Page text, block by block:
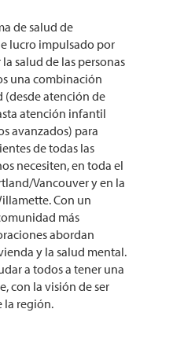
de salud de
lucro impulsado por
salud de las personas
una combinación
(desde atención de
atención infantil
avanzados) para
de todas las
necesiten, en toda el
Vancouver y en la
Con un
más
abordan
y la salud mental.
a todos a tener una
con la visión de ser
la región.